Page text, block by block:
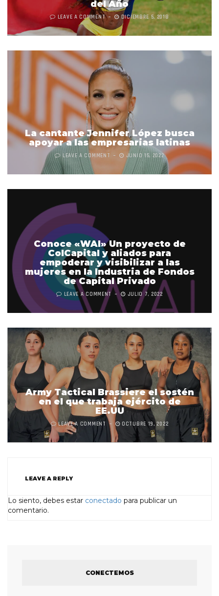
del Año
LEAVE A COMMENT DICIEMBRE 5, 2018
La cantante Jennifer López busca
apoyar a las empresarias latinas
LEAVE A COMMENT JUNIO 15, 2022
Conoce «WAI» Un proyecto de
ColCapital y aliados para
empoderar y visibilizar a las
mujeres en la Industria de Fondos
de Capital Privado
LEAVE A COMMENT JULIO 7, 2022
Army Tactical Brassiere el sostén
en el que trabaja ejército de
EE.UU
LEAVE A COMMENT OCTUBRE 19, 2022
LEAVE A REPLY
Lo siento, debes estar conectado para publicar un
comentario.
CONECTEMOS